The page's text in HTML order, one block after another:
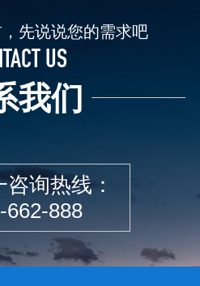
先说说您的需求吧
US
我们
询热线：
662-888